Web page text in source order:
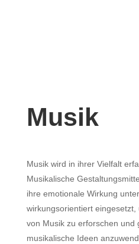
Musik
Musik wird in ihrer Vielfalt
Musikalische
ihre emotionale Wirkung
wirkungsorientiert
von Musik zu erforschen und
musikalische Ideen